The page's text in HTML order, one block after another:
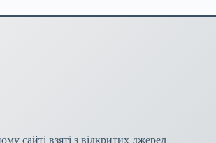
сайті взяті з відкритих джерел